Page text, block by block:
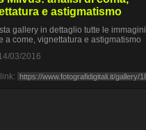
e astigmatismo
gallery in dettaglio tutte le immagini
a come, vignettatura e astigmatismo
03/2016